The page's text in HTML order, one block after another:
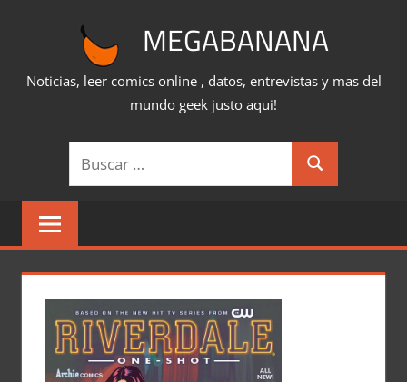
MEGABANANA
Noticias, leer comics online , datos, entrevistas y mas del
mundo geek justo aqui!
Buscar:
Buscar